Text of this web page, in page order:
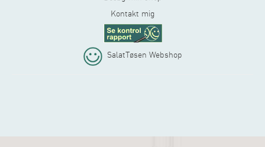
Kontakt mig
SalatTøsen Webshop